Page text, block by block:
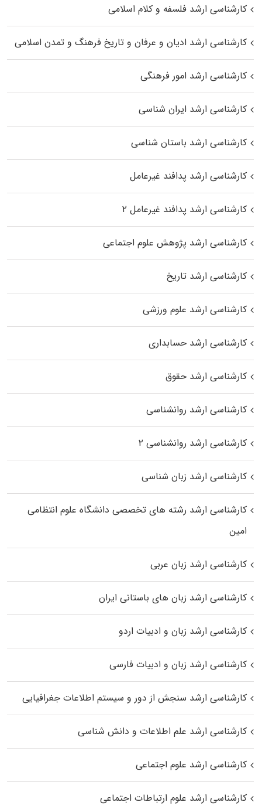
کارشناسی ارشد فلسفه و کلام اسلامی
کارشناسی ارشد ادیان و عرفان و تاریخ فرهنگ و تمدن اسلامی
کارشناسی ارشد امور فرهنگی
کارشناسی ارشد ایران شناسی
کارشناسی ارشد باستان شناسی
کارشناسی ارشد پدافند غیرعامل
کارشناسی ارشد پدافند غیرعامل ۲
کارشناسی ارشد پژوهش علوم اجتماعی
کارشناسی ارشد تاریخ
کارشناسی ارشد علوم ورزشی
کارشناسی ارشد حسابداری
کارشناسی ارشد حقوق
کارشناسی ارشد روانشناسی
کارشناسی ارشد روانشناسی ۲
کارشناسی ارشد زبان شناسی
کارشناسی ارشد رﺷﺘﻪ ﻫﺎی تخصصی داﻧﺸﮕﺎه ﻋﻠﻮم انتظامی
اﻣﻴﻦ
کارشناسی ارشد زبان عربی
کارشناسی ارشد زبان‌ های باستانی ایران
کارشناسی ارشد زبان و ادبیات اردو
کارشناسی ارشد زبان و ادبیات فارسی
کارشناسی ارشد سنجش از دور و سیستم اطلاعات جغرافیایی
کارشناسی ارشد علم اطلاعات و دانش شناسی
کارشناسی ارشد علوم اجتماعی
کارشناسی ارشد علوم ارتباطات اجتماعی